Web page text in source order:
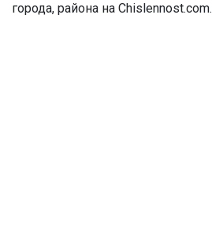
города, района на Chislennost.com.